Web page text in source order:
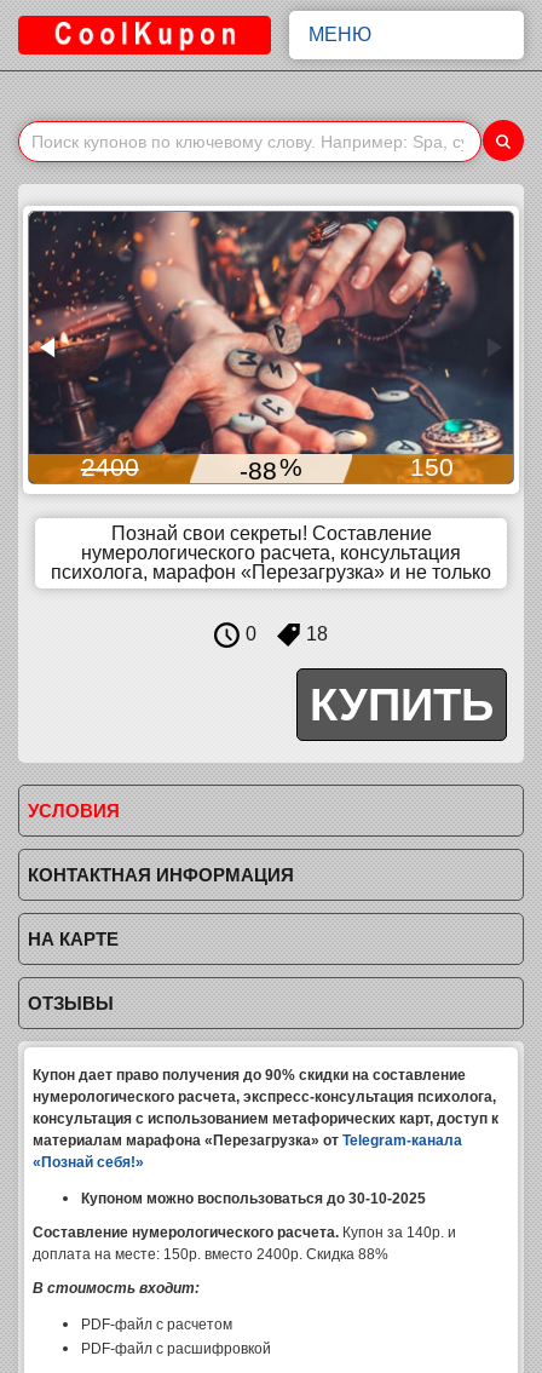
МЕНЮ
2400 -88% 150
Познай свои секреты! Составление
нумерологического расчета, консультация
психолога, марафон «Перезагрузка» и не только
0 18
УСЛОВИЯ
КОНТАКТНАЯ ИНФОРМАЦИЯ
НА КАРТЕ
ОТЗЫВЫ
Купон дает право получения до 90% скидки на составление
нумерологического расчета, экспресс-консультация психолога,
консультация с использованием метафорических карт, доступ к
материалам марафона «Перезагрузка» от Telegram-канала
«Познай себя!»
Купоном можно воспользоваться до 30-10-2025
Составление нумерологического расчета. Купон за 140р. и
доплата на месте: 150р. вместо 2400р. Скидка 88%
В стоимость входит:
PDF-файл с расчетом
PDF-файл с расшифровкой